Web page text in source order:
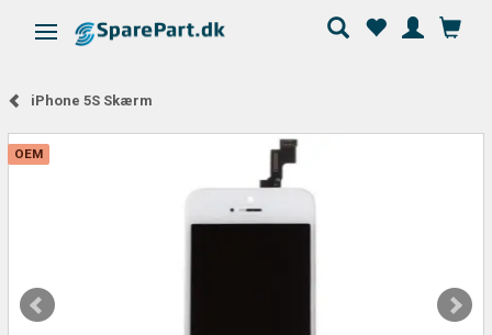
Skifte navigation
iPhone 5S Skærm
OEM